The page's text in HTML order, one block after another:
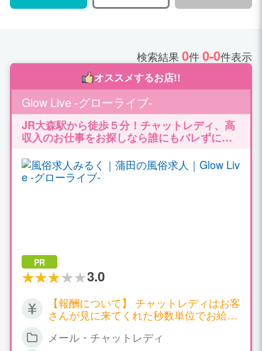
検索結果0件0-0件表示
オススメするお店!!
Glow Live -グローライブ-
JR大森駅から徒歩５分！チャットレディ、高
収入のお仕事をお探しなら誰にもバレずには
します。高収入バイトで充実のプライベート♪
PR
3.0
【報酬について】 チャットレディはお客
さんが見に来てくれた秒数単位でお給料
に報酬も違ってくるのですが、以下一例
メール・チャットレディ